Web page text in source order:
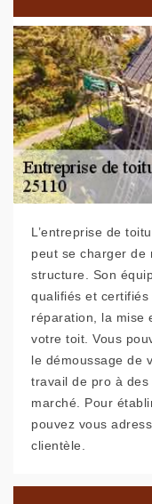
L’entreprise de
peut se charger de
structure. Son
qualifiés et
réparation, la mise
votre toit. Vous
le démoussage de
travail de pro à
marché. Pour
pouvez vous
clientèle.